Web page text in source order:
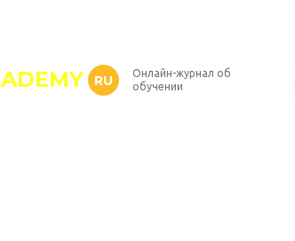
RU
Онлайн-журнал об
обучении